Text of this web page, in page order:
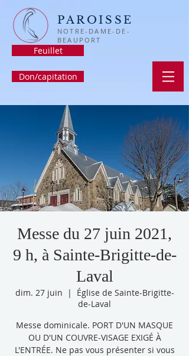
PAROISSE
NOTRE-DAME-DE-
BEAUPORT
Feuillet
Don/capitation
Messe du 27 juin 2021,
9 h, à Sainte-Brigitte-de-
Laval
dim. 27 juin
  |
Église de Sainte-Brigitte-
de-Laval
Messe dominicale. PORT D'UN MASQUE
OU D'UN COUVRE-VISAGE EXIGÉ À
L'ENTRÉE. Ne pas vous présenter si vous